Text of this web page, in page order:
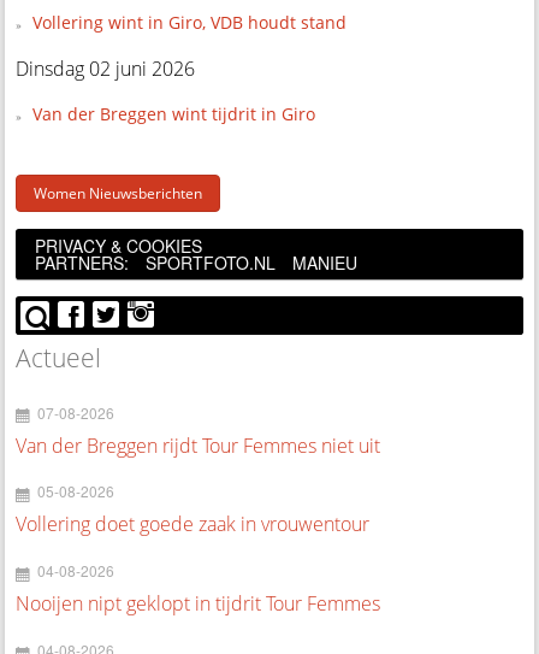
Vollering wint in Giro, VDB houdt stand
Dinsdag 02 juni 2026
Van der Breggen wint tijdrit in Giro
Women Nieuwsberichten
PRIVACY & COOKIES
PARTNERS: SPORTFOTO.NL MANIEU
Actueel
07-08-2026
Van der Breggen rijdt Tour Femmes niet uit
05-08-2026
Vollering doet goede zaak in vrouwentour
04-08-2026
Nooijen nipt geklopt in tijdrit Tour Femmes
04-08-2026